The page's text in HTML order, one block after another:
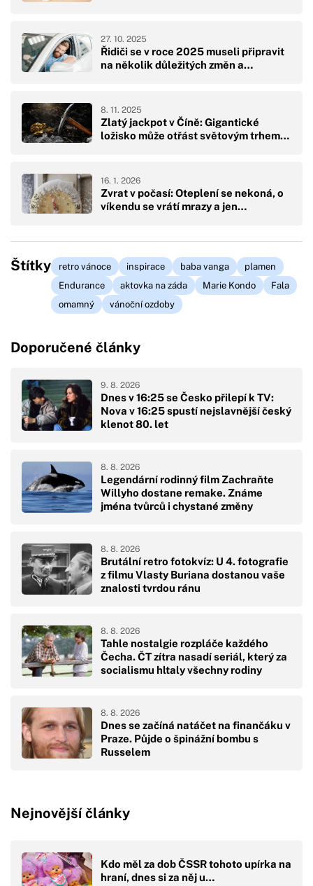
Řidiči se v roce 2025 museli připravit
na několik důležitých změn a…
27. 10. 2025
Zlatý jackpot v Číně: Gigantické
ložisko může otřást světovým trhem…
8. 11. 2025
Zvrat v počasí: Oteplení se nekoná, o
víkendu se vrátí mrazy a jen…
16. 1. 2026
Štítky retro vánoce inspirace baba vanga
plamen
Endurance
aktovka na záda Marie Kondo
Fala
omamný
vánoční ozdoby
Doporučené články
Dnes v 16:25 se Česko přilepí k TV:
Nova v 16:25 spustí nejslavnější český
klenot 80. let
9. 8. 2026
Legendární rodinný film Zachraňte
Willyho dostane remake. Známe
jména tvůrců i chystané změny
8. 8. 2026
Brutální retro fotokvíz: U 4. fotografie
z filmu Vlasty Buriana dostanou vaše
znalosti tvrdou ránu
8. 8. 2026
Tahle nostalgie rozpláče každého
Čecha. ČT zítra nasadí seriál, který za
socialismu hltaly všechny rodiny
8. 8. 2026
Dnes se začíná natáčet na finančáku v
Praze. Půjde o špinážní bombu s
Russelem
8. 8. 2026
Nejnovější články
Kdo měl za dob ČSSR tohoto upírka na
hraní, dnes si za něj u…